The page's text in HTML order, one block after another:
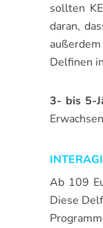
sollten
daran,
Delfinen
3- bis 5-
Ab 109
Diese